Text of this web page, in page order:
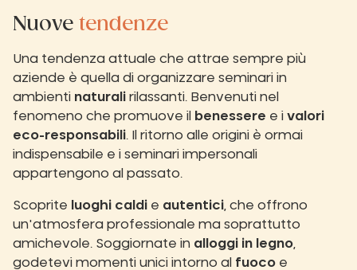
Nuove tendenze
Una tendenza attuale che attrae sempre più
aziende è quella di organizzare seminari in
ambienti naturali rilassanti. Benvenuti nel
fenomeno che promuove il
benessere e i valori
eco-responsabili. Il ritorno alle origini è ormai
indispensabile e i seminari impersonali
appartengono al passato.
Scoprite luoghi caldi e autentici , che offrono
un'atmosfera professionale ma soprattutto
amichevole. Soggiornate in alloggi in legno
godetevi momenti unici intorno al fuoco e